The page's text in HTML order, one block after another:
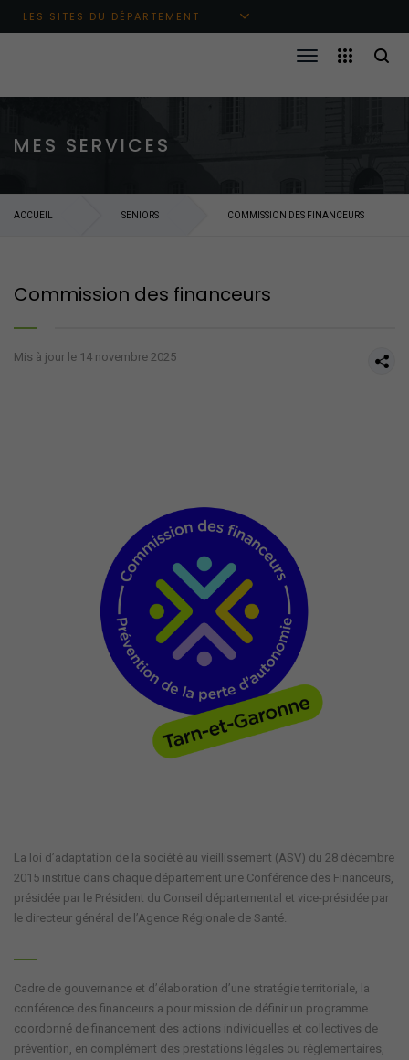
Aller au menu principal
Aller au contenu
Aller à la recherche
LES SITES DU DÉPARTEMENT
MES SERVICES
ACCUEIL SENIORS COMMISSION DES FINANCEURS
Commission des financeurs
Mis à jour le 14 novembre 2025
La loi d’adaptation de la société au vieillissement (ASV) du 28 décembre
2015 institue dans chaque département une Conférence des Financeurs,
présidée par le Président du Conseil départemental et vice-présidée par
le directeur général de l’Agence Régionale de Santé.
Cadre de gouvernance et d’élaboration d’une stratégie territoriale, la
conférence des financeurs a pour mission de définir un programme
coordonné de financement des actions individuelles et collectives de
prévention, en complément des prestations légales ou réglementaires,